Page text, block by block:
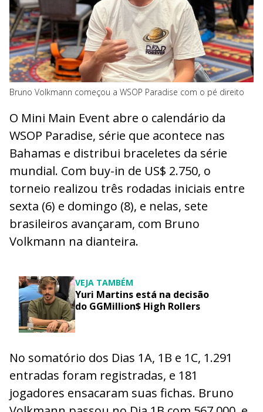
Bruno Volkmann começou a WSOP Paradise com o pé direito
O Mini Main Event abre o calendário da
WSOP Paradise, série que acontece nas
Bahamas e distribui braceletes da série
mundial. Com buy-in de US$ 2.750, o
torneio realizou três rodadas iniciais entre
sexta (6) e domingo (8), e nelas, sete
brasileiros avançaram, com Bruno
Volkmann na dianteira.
VEJA TAMBÉM
Yuri Martins está na decisão
do GGMillion$ High Rollers
No somatório dos Dias 1A, 1B e 1C, 1.291
entradas foram registradas, e 181
jogadores ensacaram suas fichas. Bruno